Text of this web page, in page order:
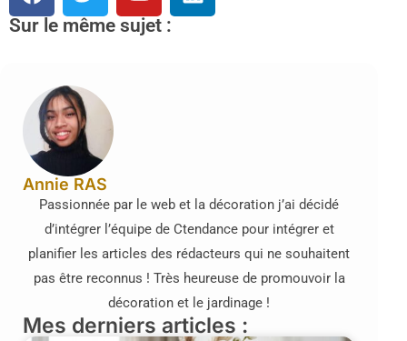
Sur le même sujet :
Annie RAS
Passionnée par le web et la décoration j’ai décidé
d’intégrer l’équipe de Ctendance pour intégrer et
planifier les articles des rédacteurs qui ne souhaitent
pas être reconnus ! Très heureuse de promouvoir la
décoration et le jardinage !
Mes derniers articles :